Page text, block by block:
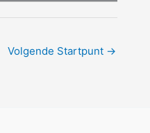
Volgende Startpunt →